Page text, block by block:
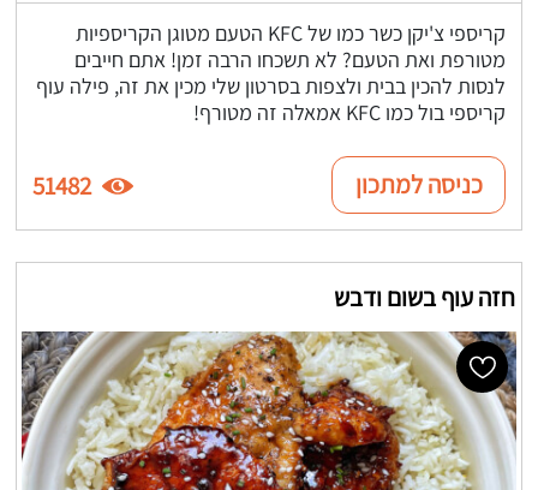
קריספי צ'יקן כשר כמו של KFC הטעם מטוגן הקריספיות
מטורפת ואת הטעם? לא תשכחו הרבה זמן! אתם חייבים
לנסות להכין בבית ולצפות בסרטון שלי מכין את זה, פילה עוף
קריספי בול כמו KFC אמאלה זה מטורף!
כניסה למתכון 51482
חזה עוף בשום ודבש